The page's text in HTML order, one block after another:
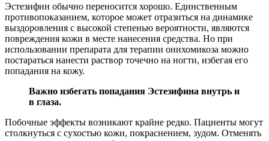
Эстезифин обычно переносится хорошо. Единственным
противопоказанием, которое может отразиться на динамике
выздоровления с высокой степенью вероятности, являются
повреждения кожи в месте нанесения средства. Но при
использовании препарата для терапии онихомикоза можно
постараться нанести раствор точечно на ногти, избегая его
попадания на кожу.
Важно избегать попадания Эстезифина внутрь и
в глаза.
Побочные эффекты возникают крайне редко. Пациенты могут
столкнуться с сухостью кожи, покраснением, зудом. Отменять